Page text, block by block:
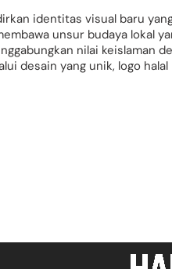
identitas visual baru
unsur budaya lokal
nilai keislaman
desain yang unik, logo halal